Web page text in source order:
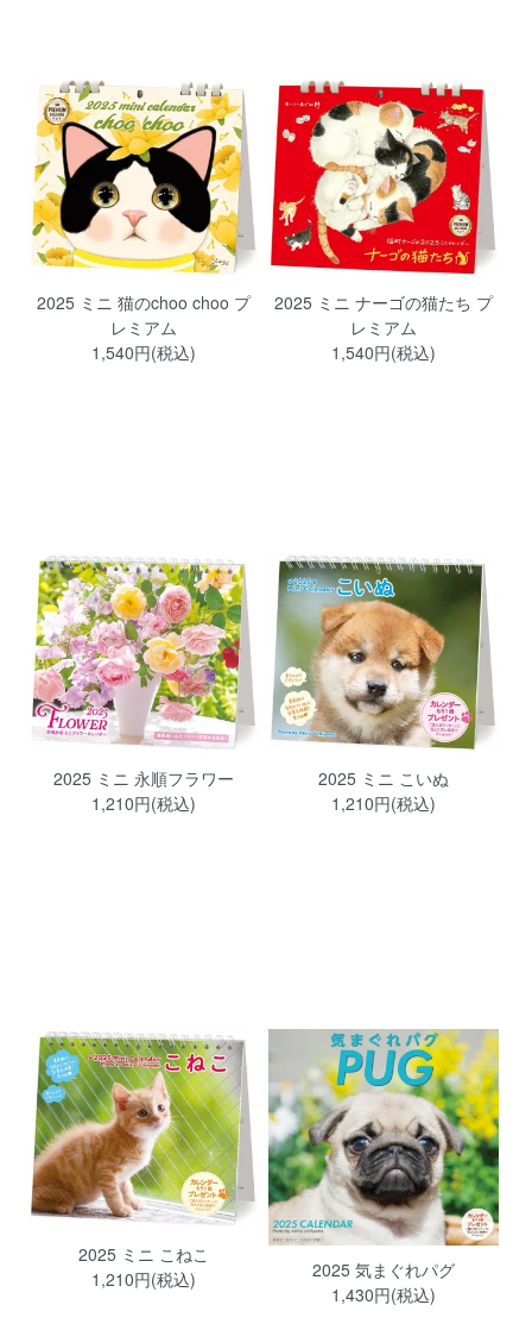
2025 ミニ 猫のchoo choo プ
レミアム
1,540円(税込)
2025 ミニ ナーゴの猫たち プ
レミアム
1,540円(税込)
2025 ミニ 永順フラワー
1,210円(税込)
2025 ミニ こいぬ
1,210円(税込)
2025 ミニ こねこ
1,210円(税込)
2025 気まぐれパグ
1,430円(税込)